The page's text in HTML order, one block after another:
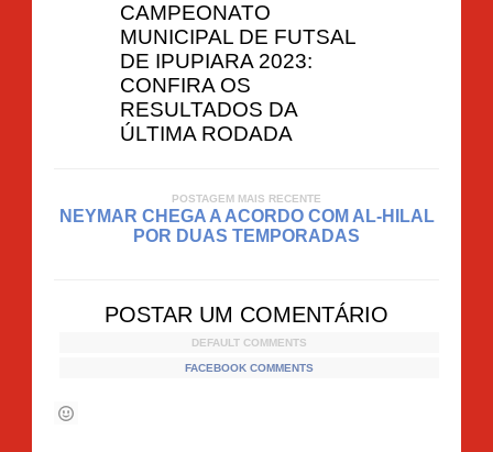
CAMPEONATO
MUNICIPAL DE FUTSAL
DE IPUPIARA 2023:
CONFIRA OS
RESULTADOS DA
ÚLTIMA RODADA
POSTAGEM MAIS RECENTE
NEYMAR CHEGA A ACORDO COM AL-HILAL
POR DUAS TEMPORADAS
POSTAR UM COMENTÁRIO
DEFAULT COMMENTS
FACEBOOK COMMENTS